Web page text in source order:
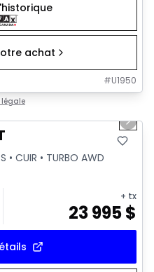
achat
#U1950
légale
Next
• CUIR • TURBO AWD
+ tx
23 995$